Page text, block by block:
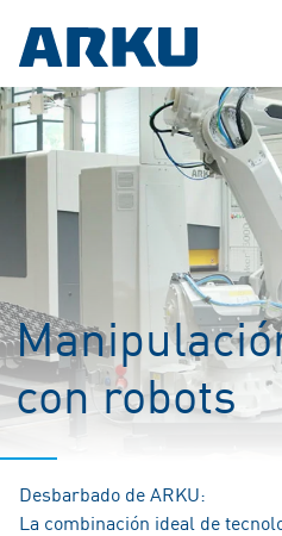
con robots
Desbarbado de ARKU:
La combinación ideal de